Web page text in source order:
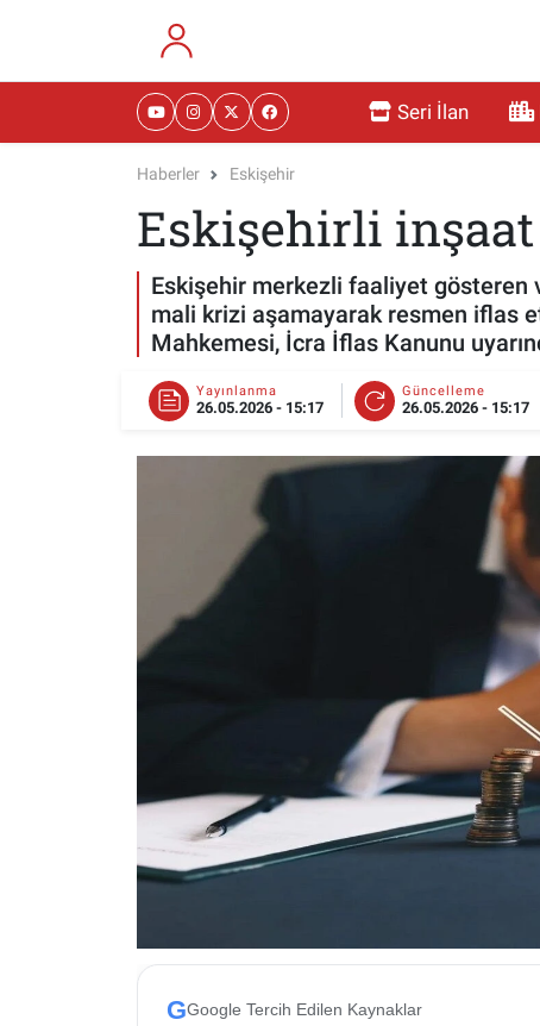
Seri İlan
Haberler Eskişehir
Eskişehirli
Eskişehir merkezli faaliyet gösteren
mali krizi aşamayarak resmen iflas
Mahkemesi, İcra İflas Kanunu
Yayınlanma
26.05.2026 - 15:17
Güncelleme
26.05.2026 - 15:17
GGoogle Tercih Edilen Kaynaklar
RESMİ İLANLAR
SAĞLIK
MAGAZİN
TEKNOLOJİ
ESKİŞEHİR NÖBETÇİ ECZANELER
Eskişehir Haber İçerikleri
Eskişehir Otobüs Saatleri
Eskişehir Nöbetçi Eczaneler
Eskişehir Namaz Vakitleri
Eskişehir Trafik Yoğunluk Haritası
Süper Lig Puan Durumu ve Fikstür
Tüm Manşetler
Son Dakika Haberleri